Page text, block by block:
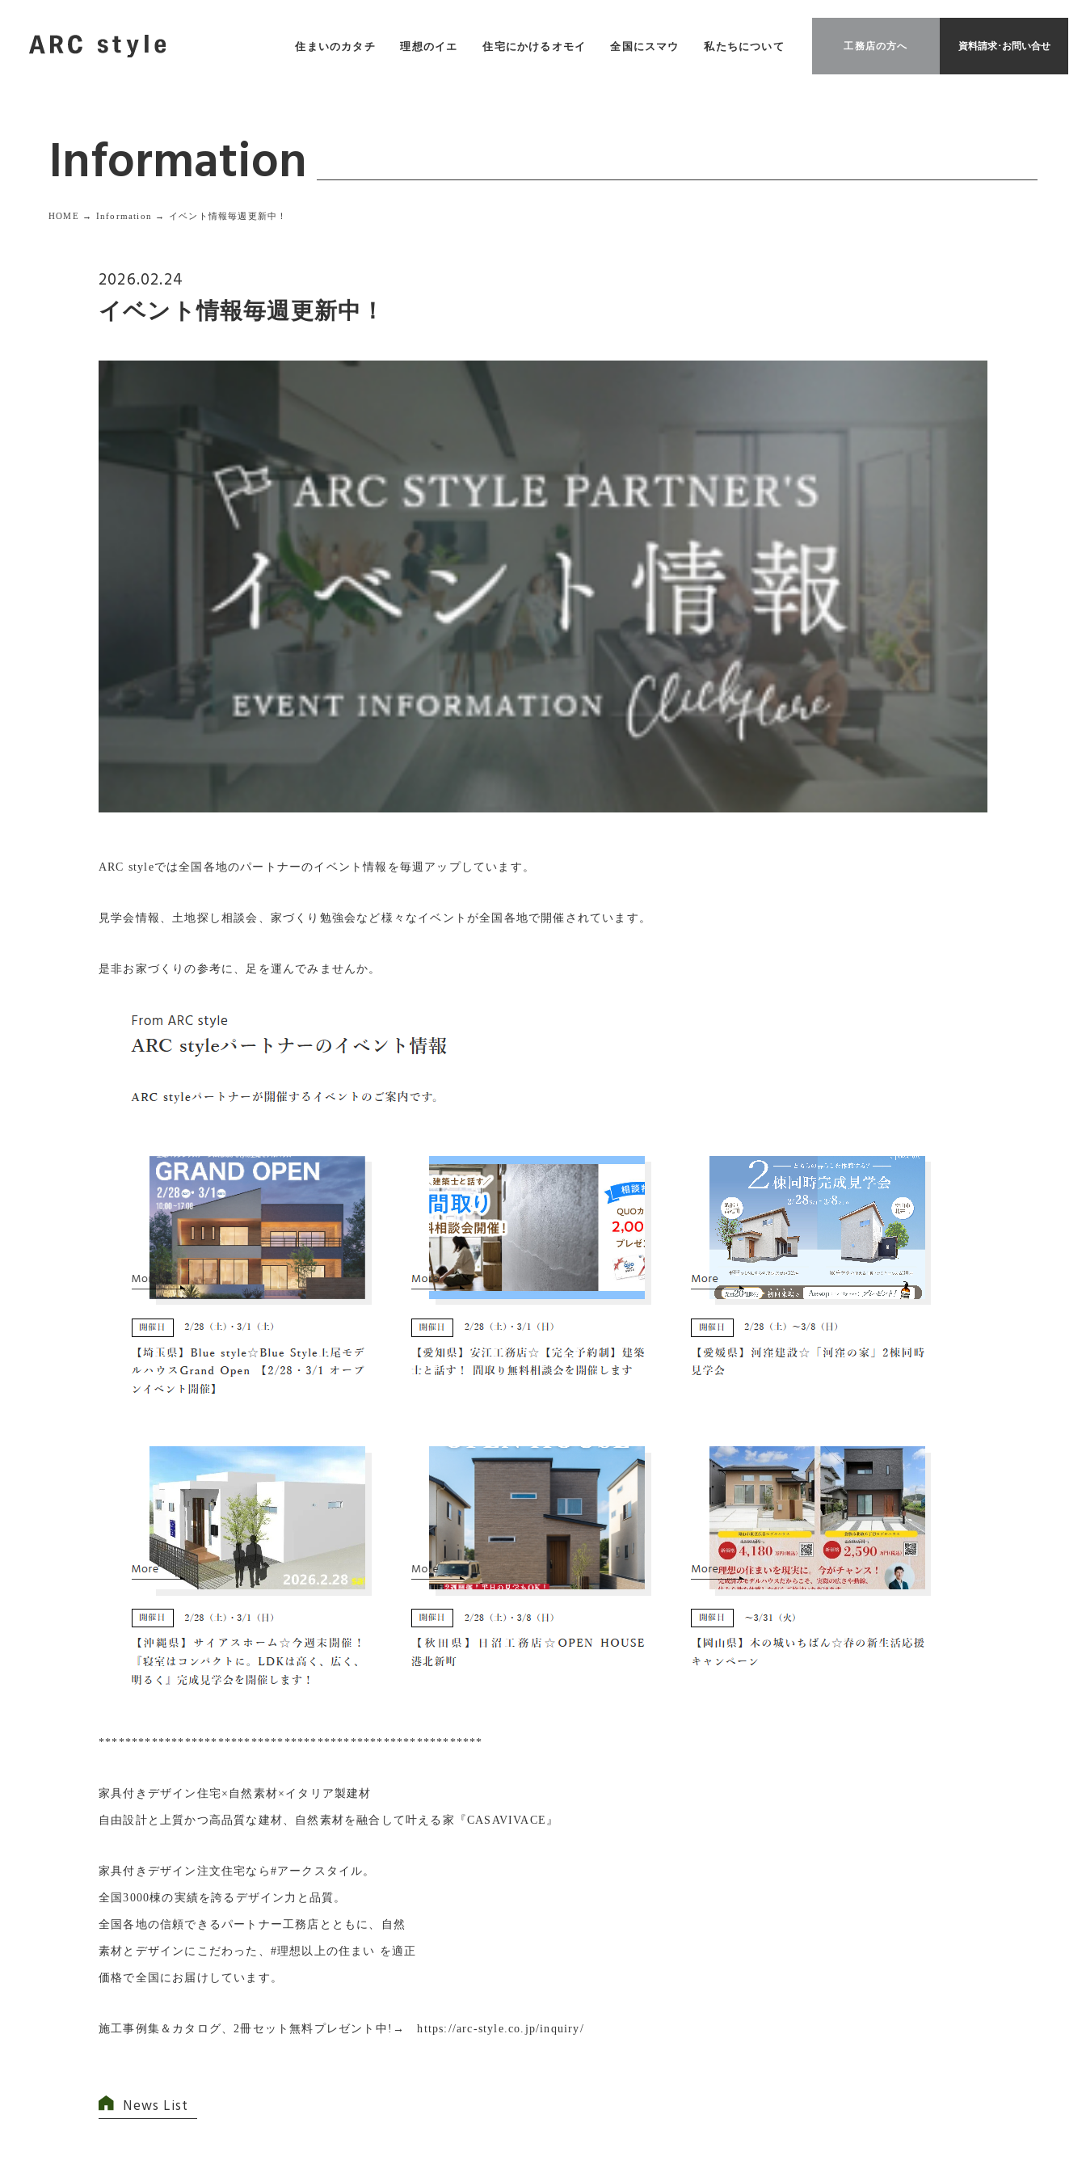
住まいのカタチ 理想のイエ 住宅にかけるオモイ 全国にスマウ 私たちについて 工務店の方へ 資料請求･お問い合せ
Information
HOME → Information → イベント情報毎週更新中！
2026.02.24
イベント情報毎週更新中！
ARC styleでは全国各地のパートナーのイベント情報を毎週アップしています。
見学会情報、土地探し相談会、家づくり勉強会など様々なイベントが全国各地で開催されています。
是非お家づくりの参考に、足を運んでみませんか。
**********************************************************
家具付きデザイン住宅×自然素材×イタリア製建材
自由設計と上質かつ高品質な建材、自然素材を融合して叶える家『CASAVIVACE』
家具付きデザイン注文住宅なら #アークスタイル。
全国3000棟の実績を誇るデザイン力と品質。
全国各地の信頼できるパートナー工務店とともに、自然
素材とデザインにこだわった、 #理想以上の住まい を適正
価格で全国にお届けしています。
施工事例集＆カタログ、2冊セット無料プレゼント中!→ https://arc-style.co.jp/inquiry/
News List